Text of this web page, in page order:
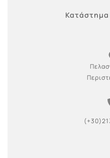
Κατάστημα